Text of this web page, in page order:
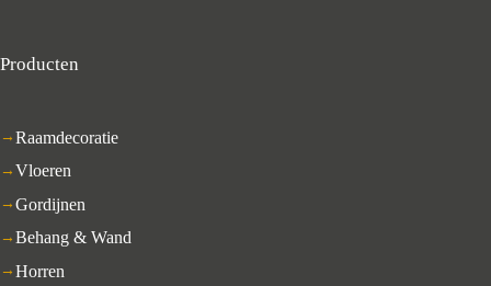
Producten
Raamdecoratie
Vloeren
Gordijnen
Behang & Wand
Horren